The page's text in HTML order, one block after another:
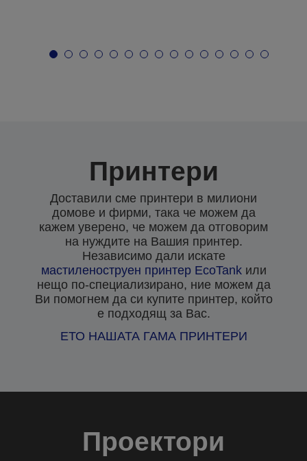
Принтери
Доставили сме принтери в милиони
домове и фирми, така че можем да
кажем уверено, че можем да отговорим
на нуждите на Вашия принтер.
Независимо дали искате
мастиленоструен принтер EcoTankили
нещо по-специализирано, ние можем да
Ви помогнем да си купите принтер, който
е подходящ за Вас.
ЕТО НАШАТА ГАМА ПРИНТЕРИ
Проектори